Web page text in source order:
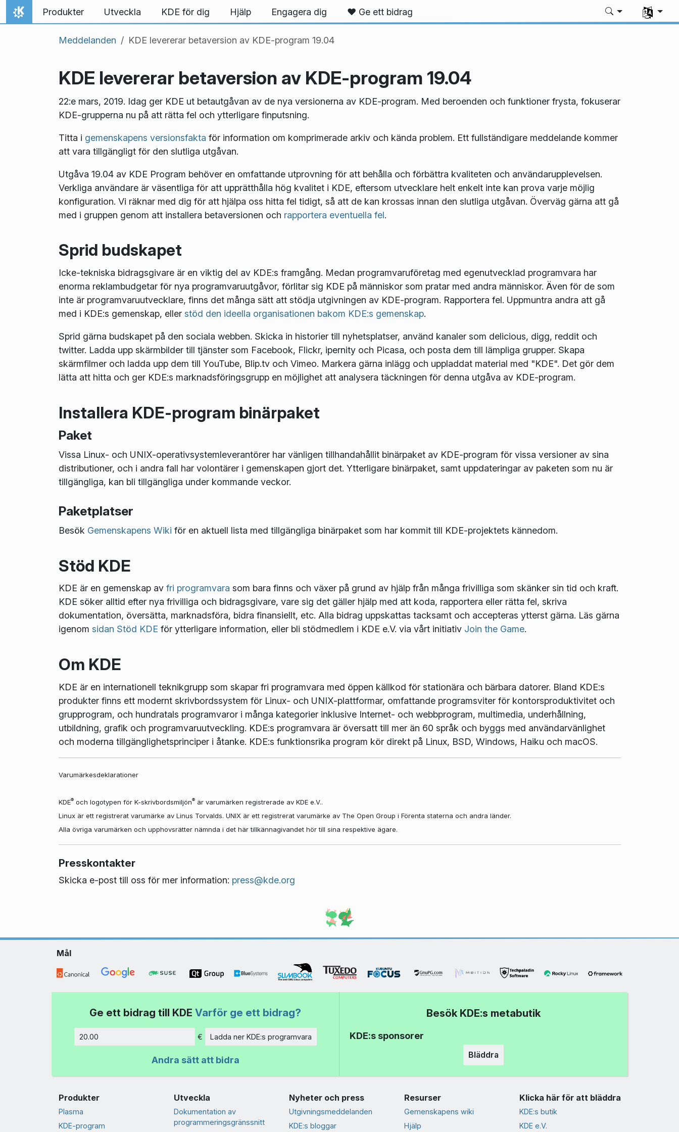
Gå till innehåll
Hem
Produkter Utveckla KDE för dig Hjälp Engagera dig ❤️ Ge ett bidrag
Välj ditt
Meddelanden KDE levererar betaversion av KDE-program 19.04
KDE levererar betaversion av KDE-program 19.04
22:e mars, 2019. Idag ger KDE ut betautgåvan av de nya versionerna av KDE-program. Med beroenden och funktioner frysta, fokuserar
KDE-grupperna nu på att rätta fel och ytterligare finputsning.
Titta i gemenskapens versionsfakta för information om komprimerade arkiv och kända problem. Ett fullständigare meddelande kommer
att vara tillgängligt för den slutliga utgåvan.
Utgåva 19.04 av KDE Program behöver en omfattande utprovning för att behålla och förbättra kvaliteten och användarupplevelsen.
Verkliga användare är väsentliga för att upprätthålla hög kvalitet i KDE, eftersom utvecklare helt enkelt inte kan prova varje möjlig
konfiguration. Vi räknar med dig för att hjälpa oss hitta fel tidigt, så att de kan krossas innan den slutliga utgåvan. Överväg gärna att gå
med i gruppen genom att installera betaversionen och rapportera eventuella fel.
Sprid budskapet
Icke-tekniska bidragsgivare är en viktig del av KDE:s framgång. Medan programvaruföretag med egenutvecklad programvara har
enorma reklambudgetar för nya programvaruutgåvor, förlitar sig KDE på människor som pratar med andra människor. Även för de som
inte är programvaruutvecklare, finns det många sätt att stödja utgivningen av KDE-program. Rapportera fel. Uppmuntra andra att gå
med i KDE:s gemenskap, eller stöd den ideella organisationen bakom KDE:s gemenskap.
Sprid gärna budskapet på den sociala webben. Skicka in historier till nyhetsplatser, använd kanaler som delicious, digg, reddit och
twitter. Ladda upp skärmbilder till tjänster som Facebook, Flickr, ipernity och Picasa, och posta dem till lämpliga grupper. Skapa
skärmfilmer och ladda upp dem till YouTube, Blip.tv och Vimeo. Markera gärna inlägg och uppladdat material med "KDE". Det gör dem
lätta att hitta och ger KDE:s marknadsföringsgrupp en möjlighet att analysera täckningen för denna utgåva av KDE-program.
Installera KDE-program binärpaket
Paket
Vissa Linux- och UNIX-operativsystemleverantörer har vänligen tillhandahållit binärpaket av KDE-program för vissa versioner av sina
distributioner, och i andra fall har volontärer i gemenskapen gjort det. Ytterligare binärpaket, samt uppdateringar av paketen som nu är
tillgängliga, kan bli tillgängliga under kommande veckor.
Paketplatser
Besök Gemenskapens Wiki för en aktuell lista med tillgängliga binärpaket som har kommit till KDE-projektets kännedom.
Stöd KDE
KDE är en gemenskap av fri programvara som bara finns och växer på grund av hjälp från många frivilliga som skänker sin tid och kraft.
KDE söker alltid efter nya frivilliga och bidragsgivare, vare sig det gäller hjälp med att koda, rapportera eller rätta fel, skriva
dokumentation, översätta, marknadsföra, bidra finansiellt, etc. Alla bidrag uppskattas tacksamt och accepteras ytterst gärna. Läs gärna
igenom sidan Stöd KDE för ytterligare information, eller bli stödmedlem i KDE e.V. via vårt initiativ Join the Game.
Om KDE
KDE är en internationell teknikgrupp som skapar fri programvara med öppen källkod för stationära och bärbara datorer. Bland KDE:s
produkter finns ett modernt skrivbordssystem för Linux- och UNIX-plattformar, omfattande programsviter för kontorsproduktivitet och
grupprogram, och hundratals programvaror i många kategorier inklusive Internet- och webbprogram, multimedia, underhållning,
utbildning, grafik och programvaruutveckling. KDE:s programvara är översatt till mer än 60 språk och byggs med användarvänlighet
och moderna tillgänglighetsprinciper i åtanke. KDE:s funktionsrika program kör direkt på Linux, BSD, Windows, Haiku och macOS.
Varumärkesdeklarationer
KDE®och logotypen för K-skrivbordsmiljön®är varumärken registrerade av KDE e.V..
Linux är ett registrerat varumärke av Linus Torvalds. UNIX är ett registrerat varumärke av The Open Group i Förenta staterna och andra länder.
Alla övriga varumärken och upphovsrätter nämnda i det här tillkännagivandet hör till sina respektive ägare.
Presskontakter
Skicka e-post till oss för mer information: press@kde.org
Mål
Ge ett bidrag till KDE Varför ge ett bidrag?
Belopp
€ Ladda ner KDE:s programvara
Andra sätt att bidra
Besök KDE:s metabutik
KDE:s sponsorer
Bläddra
Produkter
Plasma
KDE-program
Utveckla
Dokumentation av
programmeringsgränssnitt
Nyheter och press
Utgivningsmeddelanden
KDE:s bloggar
Resurser
Gemenskapens wiki
Hjälp
Klicka här för att bläddra
KDE:s butik
KDE e.V.